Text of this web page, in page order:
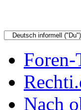
Foren-
Nach